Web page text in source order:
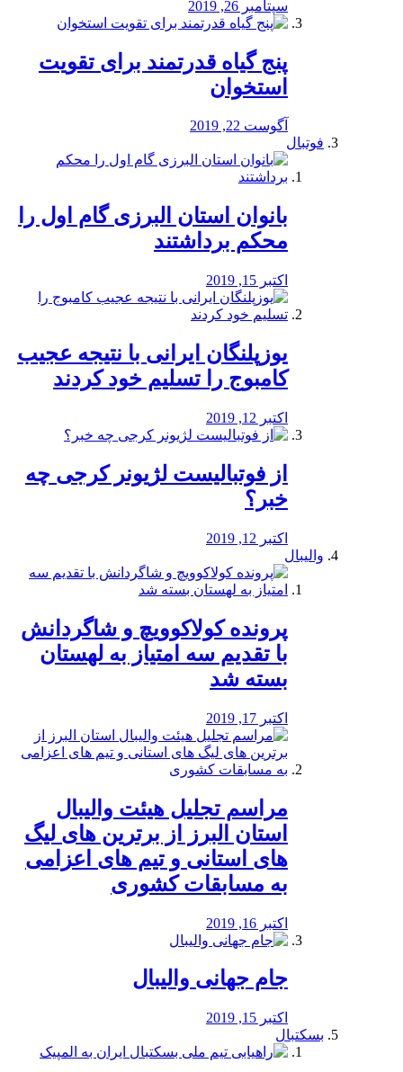
سپتامبر 26, 2019
پنج گیاه قدرتمند برای تقویت
استخوان
آگوست 22, 2019
فوتبال
بانوان استان البرزی گام اول را
محكم برداشتند
اکتبر 15, 2019
یوزپلنگان ایرانی با نتیجه عجیب
کامبوج را تسلیم خود کردند
اکتبر 12, 2019
از فوتبالیست لژیونر کرجی چه
خبر؟
اکتبر 12, 2019
والیبال
پرونده کولاکوویچ و شاگردانش
با تقدیم سه امتیاز به لهستان
بسته شد
اکتبر 17, 2019
مراسم تجلیل هیئت والیبال
استان البرز از برترین های لیگ
های استانی و تیم های اعزامی
به مسابقات کشوری
اکتبر 16, 2019
جام جهانی والیبال
اکتبر 15, 2019
بسکتبال